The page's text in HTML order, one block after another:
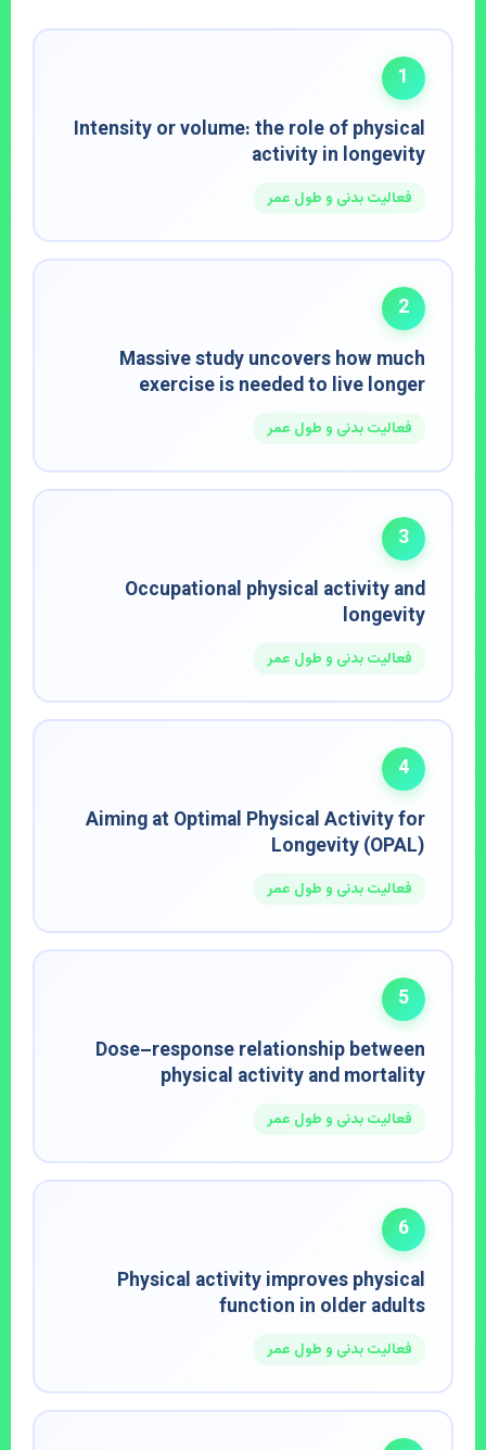
1
Intensity or volume: the role of physical
activity in longevity
فعالیت بدنی و طول عمر
2
Massive study uncovers how much
exercise is needed to live longer
فعالیت بدنی و طول عمر
3
Occupational physical activity and
longevity
فعالیت بدنی و طول عمر
4
Aiming at Optimal Physical Activity for
Longevity (OPAL)
فعالیت بدنی و طول عمر
5
Dose–response relationship between
physical activity and mortality
فعالیت بدنی و طول عمر
6
Physical activity improves physical
function in older adults
فعالیت بدنی و طول عمر